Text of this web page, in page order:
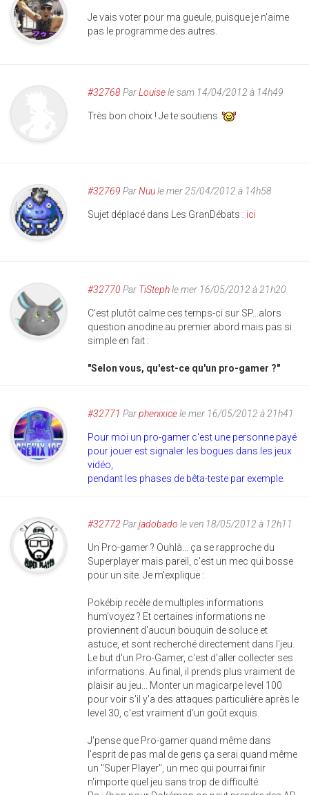
Je vais voter pour ma gueule, puisque je n'aime
pas le programme des autres.
#32768ParLouisele sam 14/04/2012 à 14h49
Très bon choix ! Je te soutiens.
#32769 ParNuule mer 25/04/2012 à 14h58
Sujet déplacé dans Les GranDébats : ici
#32770 Par TiStephle mer 16/05/2012 à 21h20
C'est plutôt calme ces temps-ci sur SP...alors
question anodine au premier abord mais pas si
simple en fait :
"Selon vous, qu'est-ce qu'un pro-gamer ?"
#32771 Parphenixicele mer 16/05/2012 à 21h41
Pour moi un pro-gamer c'est une personne payé
pour jouer est signaler les bogues dans les jeux
vidéo,
pendant les phases de bêta-teste par exemple.
#32772 Parjadobado le ven 18/05/2012 à 12h11
Un Pro-gamer ? Ouhlà... ça se rapproche du
Superplayer mais pareil, c'est un mec qui bosse
pour un site. Je m'explique :
Pokébip recèle de multiples informations
hum'voyez ? Et certaines informations ne
proviennent d'aucun bouquin de soluce et
astuce, et sont recherché directement dans l'jeu.
Le but d'un Pro-Gamer, c'est d'aller collecter ses
informations. Au final, il prends plus vraiment de
plaisir au jeu... Monter un magicarpe level 100
pour voir s'il y'a des attaques particulière après le
level 30, c'est vraiment d'un goût exquis.
J'pense que Pro-gamer quand même dans
l'esprit de pas mal de gens ça serai quand même
un "Super Player", un mec qui pourrai finir
n'importe quel jeu sans trop de difficulté.